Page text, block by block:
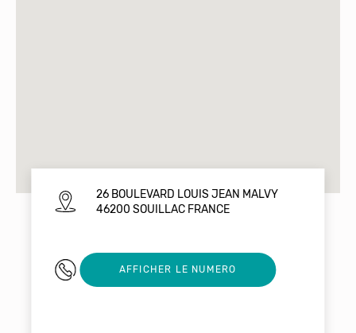
26 BOULEVARD LOUIS JEAN MALVY
46200 SOUILLAC FRANCE
0565411467
AFFICHER LE NUMERO